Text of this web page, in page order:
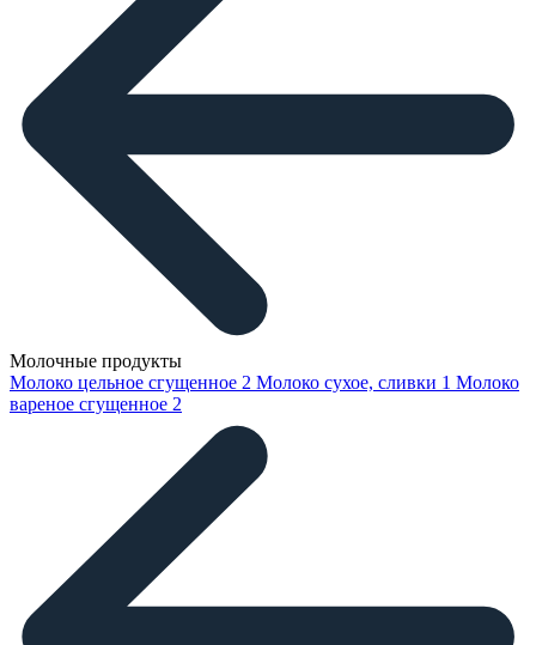
Молочные продукты
Молоко цельное сгущенное 2 Молоко сухое, сливки 1 Молоко
вареное сгущенное 2